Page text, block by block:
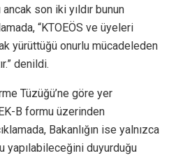
son iki yıldır bunun
“KTOEÖS ve üyeleri
yürüttüğü onurlu mücadeleden
denildi.
Tüzüğü’ne göre yer
B formu üzerinden
Bakanlığın ise yalnızca
yapılabileceğini duyurduğu